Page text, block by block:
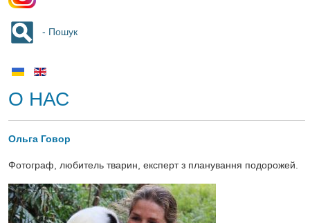
- Пошук
О НАС
Ольга Говор
Фотограф, любитель тварин, експерт з планування подорожей.